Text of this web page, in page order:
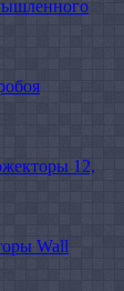
12,
Wall